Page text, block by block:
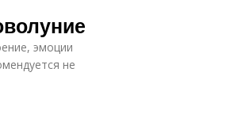
эмоции
не